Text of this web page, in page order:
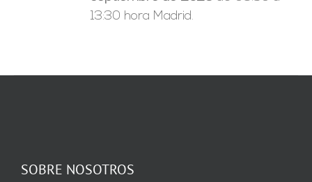
13:30 hora Madrid.
SOBRE NOSOTROS